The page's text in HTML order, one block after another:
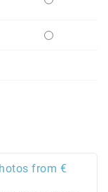
from €